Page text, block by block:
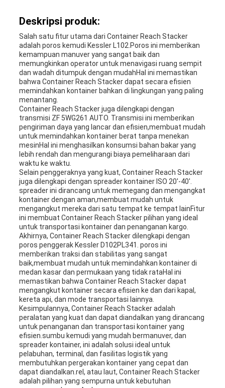
Deskripsi produk:
Salah satu fitur utama dari Container Reach Stacker
adalah poros kemudi Kessler L102.Poros ini memberikan
kemampuan manuver yang sangat baik dan
memungkinkan operator untuk menavigasi ruang sempit
dan wadah ditumpuk dengan mudahHal ini memastikan
bahwa Container Reach Stacker dapat secara efisien
memindahkan kontainer bahkan di lingkungan yang paling
menantang.
Container Reach Stacker juga dilengkapi dengan
transmisi ZF 5WG261 AUTO. Transmisi ini memberikan
pengiriman daya yang lancar dan efisien,membuat mudah
untuk memindahkan kontainer berat tanpa menekan
mesinHal ini menghasilkan konsumsi bahan bakar yang
lebih rendah dan mengurangi biaya pemeliharaan dari
waktu ke waktu.
Selain penggeraknya yang kuat, Container Reach Stacker
juga dilengkapi dengan spreader kontainer ISO 20'-40'.
spreader ini dirancang untuk memegang dan mengangkat
kontainer dengan aman,membuat mudah untuk
mengangkut mereka dari satu tempat ke tempat lainFitur
ini membuat Container Reach Stacker pilihan yang ideal
untuk transportasi kontainer dan penanganan kargo.
Akhirnya, Container Reach Stacker dilengkapi dengan
poros penggerak Kessler D102PL341. poros ini
memberikan traksi dan stabilitas yang sangat
baik,membuat mudah untuk memindahkan kontainer di
medan kasar dan permukaan yang tidak rataHal ini
memastikan bahwa Container Reach Stacker dapat
mengangkut kontainer secara efisien ke dan dari kapal,
kereta api, dan mode transportasi lainnya.
Kesimpulannya, Container Reach Stacker adalah
peralatan yang kuat dan dapat diandalkan yang dirancang
untuk penanganan dan transportasi kontainer yang
efisien.sumbu kemudi yang mudah bermanuver, dan
spreader kontainer, ini adalah solusi ideal untuk
pelabuhan, terminal, dan fasilitas logistik yang
membutuhkan pergerakan kontainer yang cepat dan
dapat diandalkan.rel, atau laut, Container Reach Stacker
adalah pilihan yang sempurna untuk kebutuhan